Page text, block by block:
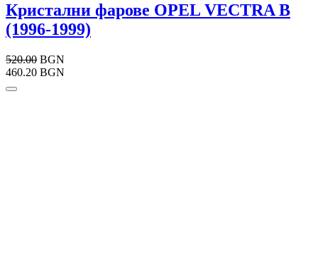
Кристални фарове OPEL VECTRA B
(1996-1999)
520.00 BGN
460.20 BGN